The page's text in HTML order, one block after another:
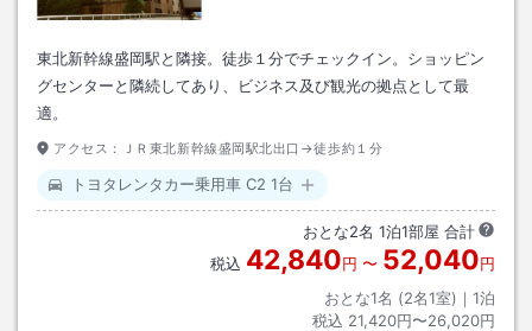
東北新幹線盛岡駅と隣接。徒歩１分でチェックイン。ショッピン
グセンターと隣続してあり、ビジネス及び観光の拠点として最
適。
アクセス： ＪＲ東北新幹線盛岡駅北出口→徒歩約１分
トヨタレンタカー乗用車 C2 1台
おとな2名 1泊1部屋 合計
税込 42,840円 〜 52,040円
おとな1名 (2名1室)｜ 1泊
税込 21,420円〜26,020円